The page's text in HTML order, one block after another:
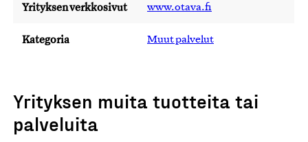
Yrityksen verkkosivut www.otava.fi
Kategoria Muut palvelut
Yrityksen muita tuotteita tai
palveluita